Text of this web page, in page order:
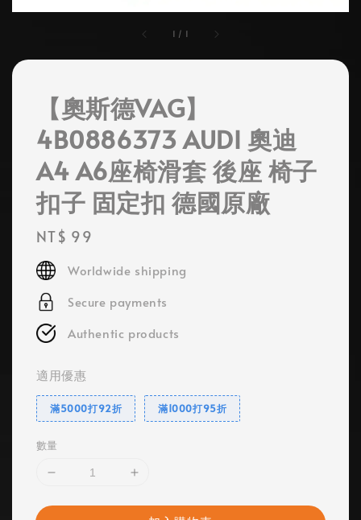
1 / 1
【奧斯德VAG】
4B0886373 AUDI 奧迪
A4 A6座椅滑套 後座 椅子
扣子 固定扣 德國原廠
Regular
price
NT$ 99
Worldwide shipping
Secure payments
Authentic products
適用優惠
滿5000打92折 滿1000打95折
數量